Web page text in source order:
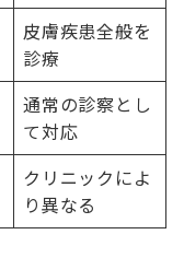
皮膚疾患全般を
診療
通常の診察とし
て対応
クリニックによ
り異なる